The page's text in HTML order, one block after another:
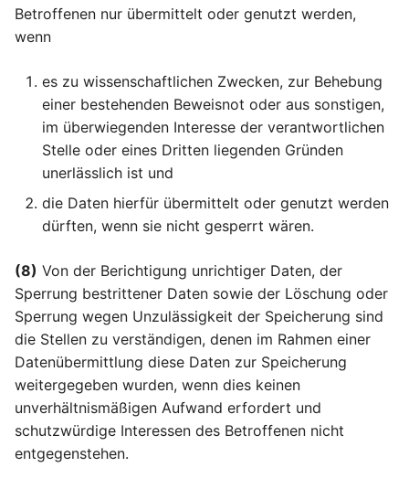
Artikel 38 DSGVO
Artikel 39 DSGVO
Aufgaben des
Artikel 40 DSGVO
Verhaltensregeln
Überwachung der
genehmigten
Verhaltensregeln
Artikel 42 DSGVO
Zertifizierung
Artikel 43 DSGVO
Betroffenen nur übermittelt oder genutzt werden,
wenn
es zu wissenschaftlichen Zwecken, zur Behebung
einer bestehenden Beweisnot oder aus sonstigen,
im überwiegenden Interesse der verantwortlichen
Stelle oder eines Dritten liegenden Gründen
unerlässlich ist und
die Daten hierfür übermittelt oder genutzt werden
dürften, wenn sie nicht gesperrt wären.
(8) Von der Berichtigung unrichtiger Daten, der
Sperrung bestrittener Daten sowie der Löschung oder
Sperrung wegen Unzulässigkeit der Speicherung sind
die Stellen zu verständigen, denen im Rahmen einer
Datenübermittlung diese Daten zur Speicherung
weitergegeben wurden, wenn dies keinen
unverhältnismäßigen Aufwand erfordert und
schutzwürdige Interessen des Betroffenen nicht
entgegenstehen.